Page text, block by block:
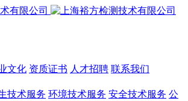
文化 资质证书 人才招聘 联系我们
技术服务 环境技术服务 安全技术服务 公